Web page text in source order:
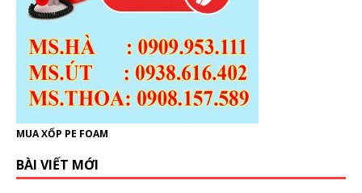
MUA XỐP PE FOAM
BÀI VIẾT MỚI